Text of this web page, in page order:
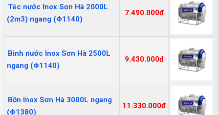
Téc nước Inox Sơn Hà 2000L
(2m3) ngang (Φ1140)
7.490.000đ
Bình nước Inox Sơn Hà 2500L
ngang (Φ1140)
9.430.000đ
Bồn Inox Sơn Hà 3000L ngang
(Φ1380)
11.330.000đ